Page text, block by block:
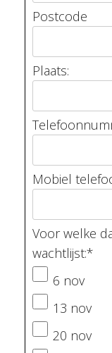
Postcode
Plaats:
Mobiel
Voor welke
wachtlijst:*
6 nov
13 nov
20 nov